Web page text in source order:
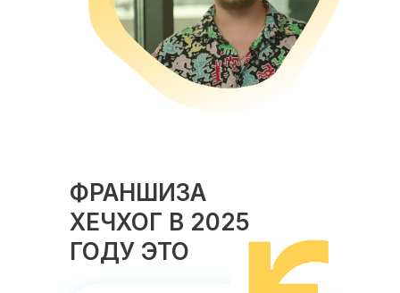
ФРАНШИЗА
ХЕЧХОГ В 2025
ГОДУ ЭТО